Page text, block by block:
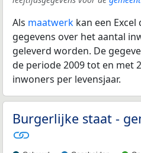
Als maatwerk kan een
gegevens over het aantal
geleverd worden. De
de periode 2009 tot en met
inwoners per levensjaar.
Burgerlijke staat -